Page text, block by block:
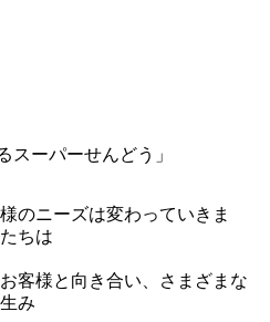
スーパーせんどう」
のニーズは変わっていきま
ちは
客様と向き合い、さまざまな
み